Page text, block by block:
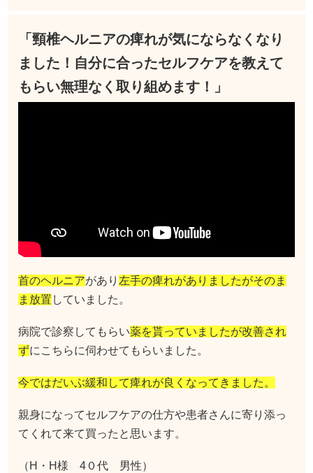
「頸椎ヘルニアの痺れが気にならなくなり
ました！自分に合ったセルフケアを教えて
もらい無理なく取り組めます！
」
首のヘルニアがあり 左手の痺れがありましたがそのま
ま放置 していました。
病院で診察してもらい薬を貰っていましたが改善され
ずにこちらに伺わせてもらいました。
今ではだいぶ緩和して痺れが良くなってきました。
親身になってセルフケアの仕方や患者さんに寄り添っ
てくれて来て買ったと思います。
（H・H様 4０代 男性）